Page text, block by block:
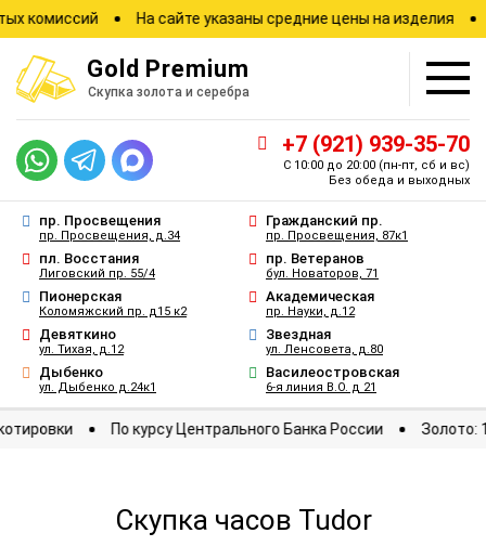
На сайте указаны средние цены на изделия
Gold Premium
Скупка золота и серебра
пр. Просвещения
пр. Просвещения, д.34
Гражданский пр.
пр. Просвещения, 87к1
пл. Восстания
Лиговский пр. 55/4
пр. Ветеранов
бул. Новаторов, 71
Пионерская
Коломяжский пр. д15 к2
Академическая
пр. Науки, д.12
Девяткино
ул. Тихая, д.12
Звездная
ул. Ленсовета, д.80
Дыбенко
ул. Дыбенко д.24к1
Василеостровская
6-я линия В.О. д 21
+7 (921) 939-35-70
С 10:00 до 20:00 (пн-пт, сб и вс)
Без обеда и выходных
котировки По курсу Центрального Банка России
Скупка часов Tudor